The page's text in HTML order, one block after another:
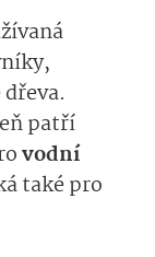
patří
vodní
také pro